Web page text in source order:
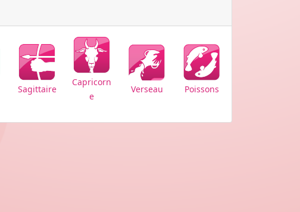
Sagittaire
Capricorn
e
Verseau Poissons